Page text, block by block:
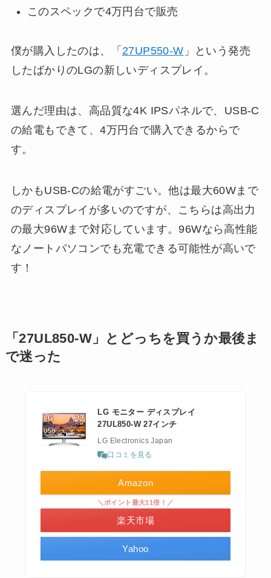
このスペックで4万円台で販売
僕が購入したのは、「 27UP550-W 」という発売
したばかりのLGの新しいディスプレイ。
選んだ理由は、高品質な4K IPSパネルで、USB-C
の給電もできて、4万円台で購入できるからで
す。
しかもUSB-Cの給電がすごい。他は最大60Wまで
のディスプレイが多いのですが、こちらは高出力
の最大96Wまで対応しています。96Wなら高性能
なノートパソコンでも充電できる可能性が高いで
す！
「27UL850-W」とどっちを買うか最後ま
で迷った
LG モニター ディスプレイ
27UL850-W 27インチ
LG Electronics Japan
口コミを見る
Amazon
＼ポイント最大11倍！／
楽天市場
Yahoo